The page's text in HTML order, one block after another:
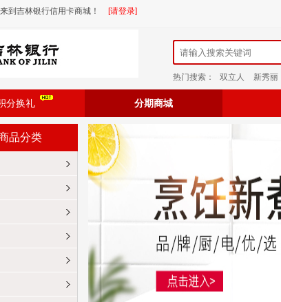
到吉林银行信用卡商城！ [请登录]
热门搜索： 双立人 新秀丽
分换礼 分期商城
品分类